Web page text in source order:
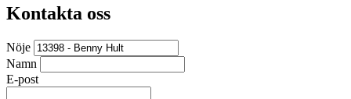
Kontakta oss
Nöje
Namn
E-post